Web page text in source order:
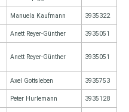
Manuela Kaufmann 3935322
Anett Reyer-Günther 3935051
Anett Reyer-Günther 3935051
Axel Gottsleben 3935753
Peter Hurlemann 3935128